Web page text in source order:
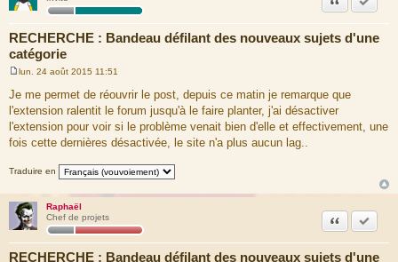
RECHERCHE : Bandeau défilant des nouveaux sujets d'une
catégorie
s
s
g
e
lun. 24 août 2015 11:51
Je me permet de réouvrir le post, depuis ce matin je remarque que
l'extension ralentit le forum jusqu'à le faire planter, j'ai désactiver
l'extension pour voir si le problème venait bien d'elle et effectivement, une
fois cette dernières désactivée, le site n'a plus aucun lag..
Traduire en
Raphaël
Chef de projets
RECHERCHE : Bandeau défilant des nouveaux sujets d'une
Citation